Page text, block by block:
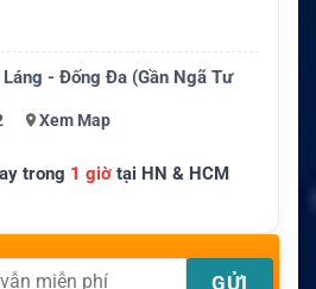
- Đống Đa (Gần Ngã Tư
Xem Map
trong 1 giờtại HN & HCM